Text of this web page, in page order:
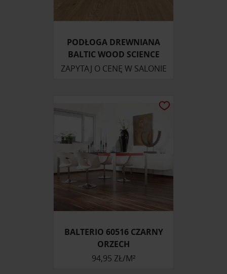
PODŁOGA DREWNIANA
BALTIC WOOD SCIENCE
ZAPYTAJ O CENĘ W SALONIE
BALTERIO 60516 CZARNY
ORZECH
94,95 ZŁ/M²